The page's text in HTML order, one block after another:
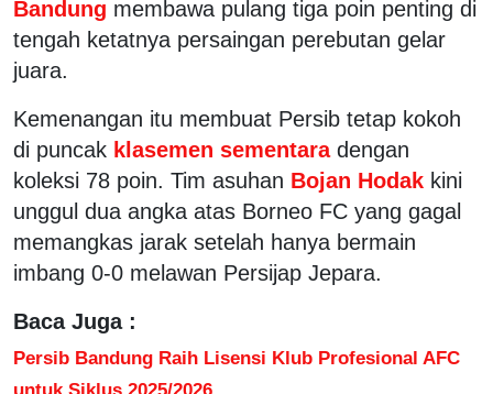
Bandung membawa pulang tiga poin penting di
tengah ketatnya persaingan perebutan gelar
juara.
Kemenangan itu membuat Persib tetap kokoh
di puncak klasemen sementara dengan
koleksi 78 poin. Tim asuhan Bojan Hodak kini
unggul dua angka atas Borneo FC yang gagal
memangkas jarak setelah hanya bermain
imbang 0-0 melawan Persijap Jepara.
Baca Juga :
Persib Bandung Raih Lisensi Klub Profesional AFC
untuk Siklus 2025/2026